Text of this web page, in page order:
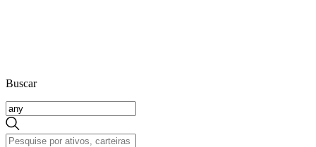
Buscar